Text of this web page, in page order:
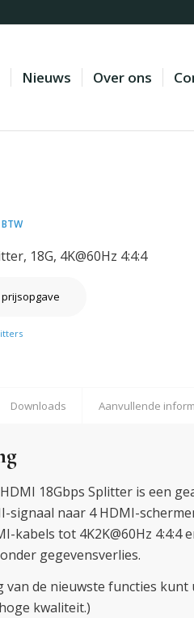
Nieuws Over ons
18G, 4K@60Hz 4:4:4
Downloads Aanvullende
18Gbps Splitter is een
signaal naar 4 HDMI-
kabels tot 4K2K@60Hz
gegevensverlies.
van de nieuwste functies
kwaliteit.)